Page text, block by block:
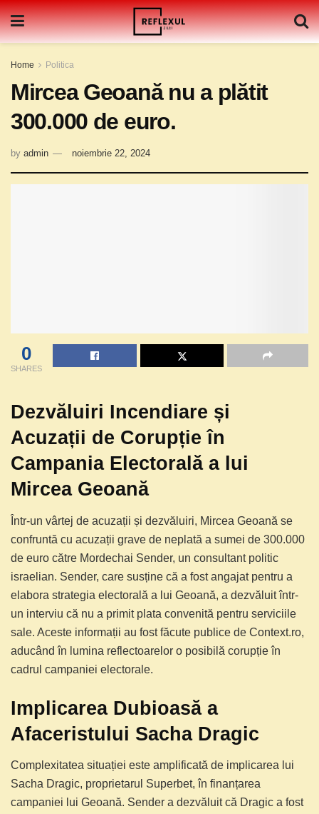
Home Politica
Mircea Geoană nu a plătit
300.000 de euro.
by admin noiembrie 22, 2024
0
SHARES
Dezvăluiri Incendiare și
Acuzații de Corupție în
Campania Electorală a lui
Mircea Geoană
Într-un vârtej de acuzații și dezvăluiri, Mircea Geoană se
confruntă cu acuzații grave de neplată a sumei de 300.000
de euro către Mordechai Sender, un consultant politic
israelian. Sender, care susține că a fost angajat pentru a
elabora strategia electorală a lui Geoană, a dezvăluit într-
un interviu că nu a primit plata convenită pentru serviciile
sale. Aceste informații au fost făcute publice de Context.ro,
aducând în lumina reflectoarelor o posibilă corupție în
cadrul campaniei electorale.
Implicarea Dubioasă a
Afaceristului Sacha Dragic
Complexitatea situației este amplificată de implicarea lui
Sacha Dragic, proprietarul Superbet, în finanțarea
campaniei lui Geoană. Sender a dezvăluit că Dragic a fost